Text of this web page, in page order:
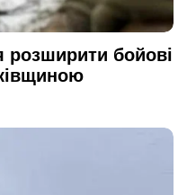
розширити бойові